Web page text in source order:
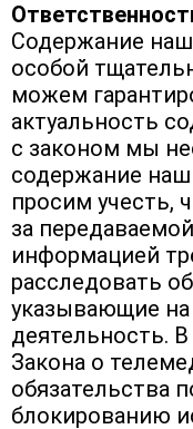
Содержание
особой
можем
актуальность
с законом мы
содержание
просим учесть,
за
информацией
расследовать
указывающие
деятельность.
Закона о
обязательства
блокированию